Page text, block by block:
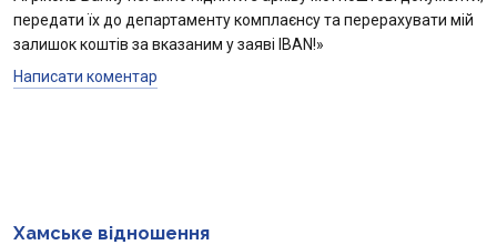
передати їх до департаменту комплаєнсу та перерахувати мій
залишок коштів за вказаним у заяві IBAN!»
Написати коментар
Хамське відношення